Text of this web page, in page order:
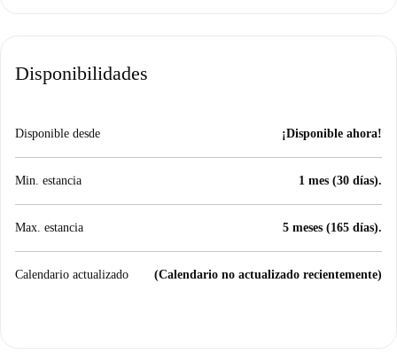
Disponibilidades
Disponible desde ¡Disponible ahora!
Min. estancia 1 mes (30 días).
Max. estancia 5 meses (165 días).
Calendario actualizado (Calendario no actualizado recientemente)